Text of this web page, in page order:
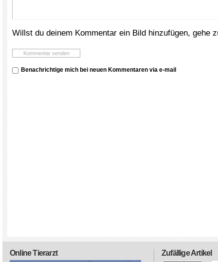
Willst du deinem Kommentar ein Bild hinzufügen, gehe
Benachrichtige mich bei neuen Kommentaren via e-mail
Zufällige Artikel
Online Tierarzt